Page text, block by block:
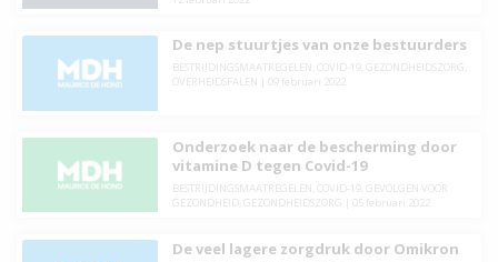
De nep stuurtjes van onze bestuurders
BESTRIJDINGSMAATREGELEN COVID-19, GEZONDHEIDSZORG
OVERHEIDSFALEN
09 februari 2022
Onderzoek naar de bescherming door
vitamine D tegen Covid-19
BESTRIJDINGSMAATREGELEN COVID-19, GEVOLGEN VOOR
GEZONDHEID, GEZONDHEIDSZORG 05 februari 2022
De veel lagere zorgdruk door Omikron